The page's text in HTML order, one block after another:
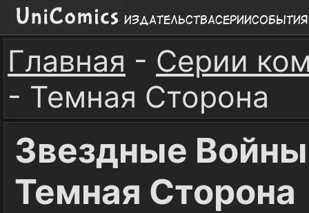
ИздательстваСерииСобытия
Главная - Серии
- Темная Сторона
Звездные
Темная Сторона